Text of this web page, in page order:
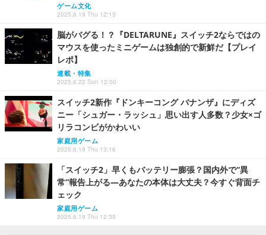
ゲーム文化
2025.6.19 Thu 12:15
脳がバグる！？『DELTARUNE』スイッチ2ならではの
マウスを使ったミニゲームは独創的で新鮮だ【プレイ
レポ】
連載・特集
2025.6.22 Sun 12:00
スイッチ2新作『ドンキーコング バナンザ』にディズ
ニー「シュガー・ラッシュ」思い出す人多数？少女×ゴ
リラコンビがかわいい
家庭用ゲーム
2025.6.19 Thu 13:16
「スイッチ2」早くもバッテリー膨張？国内外で“異
常”報告上がる―あなたの本体は大丈夫？今すぐ背面チ
ェック
家庭用ゲーム
2025.6.19 Thu 12:35